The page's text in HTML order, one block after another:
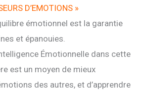
D’EMOTIONS »
émotionnel est la garantie
et épanouies.
Émotionnelle dans cette
est un moyen de mieux
des autres, et d’apprendre